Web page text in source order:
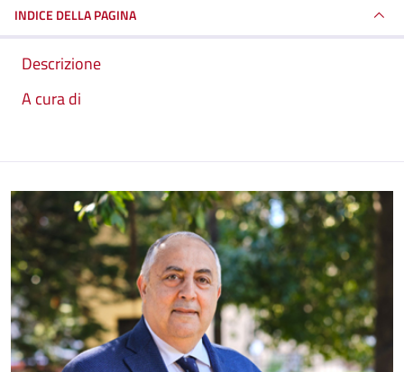
INDICE DELLA PAGINA
Descrizione
A cura di